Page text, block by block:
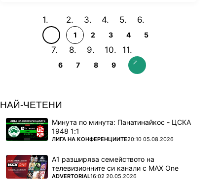
1 2 3 4 5
6 7 8 9
НАЙ-ЧЕТЕНИ
Минута по минута: Панатинайкос - ЦСКА
1948 1:1
ПОВЕЧЕ ОТ
ЛИГА НА КОНФЕРЕНЦИИТЕ20:10 05.08.2026
А1 разширява семейството на
телевизионните си канали с MAX One
ПОВЕЧЕ ОТ
ADVERTORIAL16:02 20.05.2026